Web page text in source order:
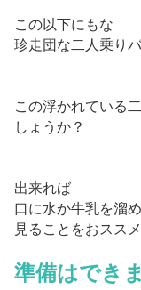
この以下にもな
珍走団な二人乗り
この浮かれている
しょうか？
出来れば
口に水か牛乳を溜
見ることをおススメ
準備はでき